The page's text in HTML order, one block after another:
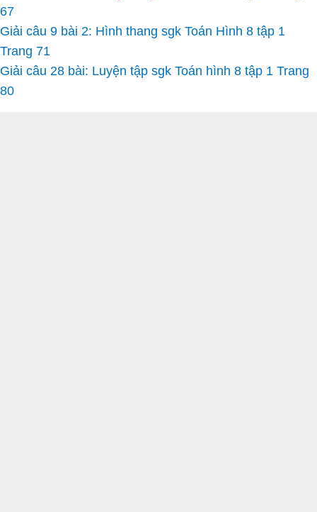
67
Giải câu 9 bài 2: Hình thang sgk Toán Hình 8 tập 1
Trang 71
Giải câu 28 bài: Luyện tập sgk Toán hình 8 tập 1 Trang
80